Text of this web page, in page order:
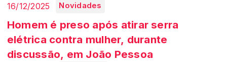
Novidades
16/12/2025
Homem é preso após atirar serra
elétrica contra mulher, durante
discussão, em João Pessoa